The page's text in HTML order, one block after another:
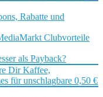
Rabatte und
Clubvorteile
als Payback?
Dir Kaffee,
für unschlagbare 0,50 €